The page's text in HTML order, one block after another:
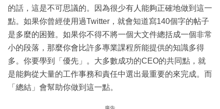
的話，這是不可思議的。因為很少有人能夠正確地做到這一
點。如果你曾經使用過Twitter，就會知道寫140個字的帖子
是多麼的困難。如果你不得不將一個大文件總括成一個非常
小的段落，那麼你會比許多專業課程所能提供的知識多得
多。你要學到「優先」。大多數成功的CEO的共同點，就
是能夠從大量的工作事務和責任中選出最重要的來完成。而
「總結」會幫助你做到這一點。